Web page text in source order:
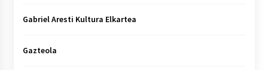
Gabriel Aresti Kultura Elkartea
Gazteola